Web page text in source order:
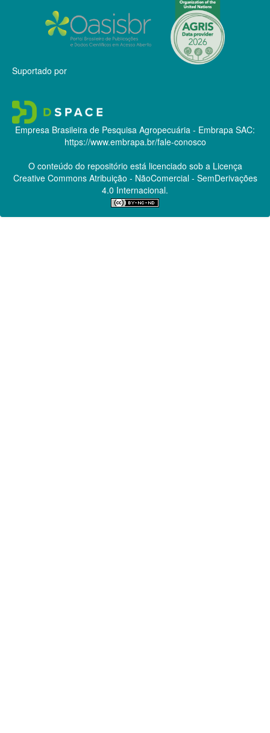
Suportado por
Empresa Brasileira de Pesquisa Agropecuária - Embrapa SAC:
https://www.embrapa.br/fale-conosco
O conteúdo do repositório está licenciado sob a Licença
Creative CommonsAtribuição - NãoComercial - SemDerivações
4.0 Internacional.